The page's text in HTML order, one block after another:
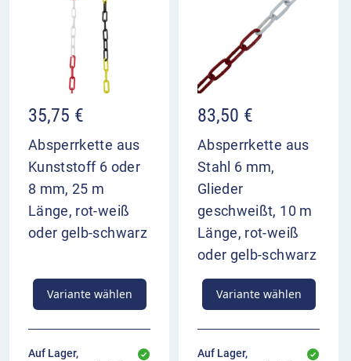
35,75 €
Absperrkette aus
Kunststoff 6 oder
8 mm, 25 m
Länge, rot-weiß
oder gelb-schwarz
Variante wählen
Auf Lager,
83,50 €
Absperrkette aus
Stahl 6 mm,
Glieder
geschweißt, 10 m
Länge, rot-weiß
oder gelb-schwarz
Variante wählen
Auf Lager,